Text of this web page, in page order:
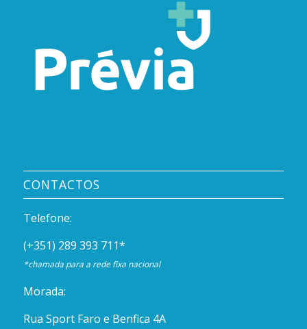
CONTACTOS
Telefone:
(+351) 289 393 711*
*chamada para a rede fixa nacional
Morada:
Rua Sport Faro e Benfica 4A